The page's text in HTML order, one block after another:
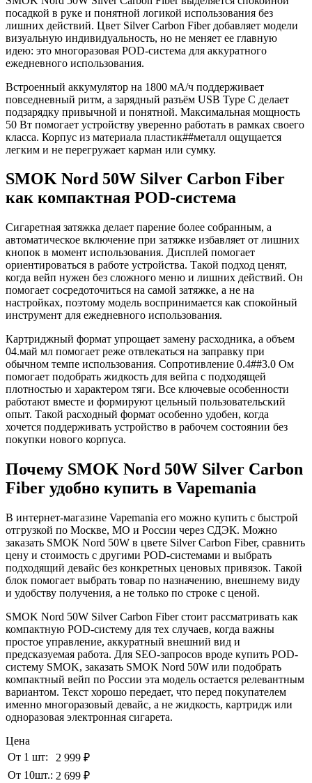
посадкой в руке и понятной логикой использования без
лишних действий. Цвет Silver Carbon Fiber добавляет модели
визуальную индивидуальность, но не меняет ее главную
идею: это многоразовая POD-система для аккуратного
ежедневного использования.
Встроенный аккумулятор на 1800 мА/ч поддерживает
повседневный ритм, а зарядный разъём USB Type C делает
подзарядку привычной и понятной. Максимальная мощность
50 Вт помогает устройству уверенно работать в рамках своего
класса. Корпус из материала пластик##металл ощущается
легким и не перегружает карман или сумку.
SMOK Nord 50W Silver Carbon Fiber
как компактная POD-система
Сигаретная затяжка делает парение более собранным, а
автоматическое включение при затяжке избавляет от лишних
кнопок в момент использования. Дисплей помогает
ориентироваться в работе устройства. Такой подход ценят,
когда вейп нужен без сложного меню и лишних действий. Он
помогает сосредоточиться на самой затяжке, а не на
настройках, поэтому модель воспринимается как спокойный
инструмент для ежедневного использования.
Картриджный формат упрощает замену расходника, а объем
04.май мл помогает реже отвлекаться на заправку при
обычном темпе использования. Сопротивление 0.4##3.0 Ом
помогает подобрать жидкость для вейпа с подходящей
плотностью и характером тяги. Все ключевые особенности
работают вместе и формируют цельный пользовательский
опыт. Такой расходный формат особенно удобен, когда
хочется поддерживать устройство в рабочем состоянии без
покупки нового корпуса.
Почему SMOK Nord 50W Silver Carbon
Fiber удобно купить в Vapemania
В интернет-магазине Vapemania его можно купить с быстрой
отгрузкой по Москве, МО и России через СДЭК. Можно
заказать SMOK Nord 50W в цвете Silver Carbon Fiber, сравнить
цену и стоимость с другими POD-системами и выбрать
подходящий девайс без конкретных ценовых привязок. Такой
блок помогает выбрать товар по назначению, внешнему виду
и удобству получения, а не только по строке с ценой.
SMOK Nord 50W Silver Carbon Fiber стоит рассматривать как
компактную POD-систему для тех случаев, когда важны
простое управление, аккуратный внешний вид и
предсказуемая работа. Для SEO-запросов вроде купить POD-
систему SMOK, заказать SMOK Nord 50W или подобрать
компактный вейп по России эта модель остается релевантным
вариантом. Текст хорошо передает, что перед покупателем
именно многоразовый девайс, а не жидкость, картридж или
одноразовая электронная сигарета.
Цена
От 1 шт:
2 999 ₽
От 10шт.: 2 699 ₽